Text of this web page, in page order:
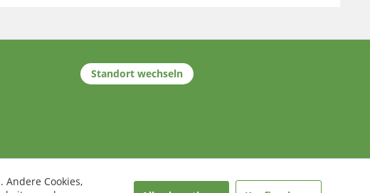
Standort wechseln
Cookies,